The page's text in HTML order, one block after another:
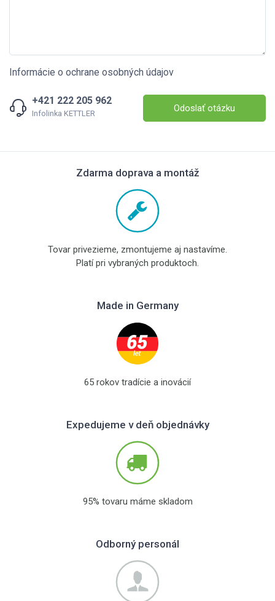
Informácie o ochrane osobných údajov
+421 222 205 962
Infolinka KETTLER Odoslať otázku
Zdarma doprava a montáž
Tovar privezieme, zmontujeme aj nastavíme.
Platí pri vybraných produktoch.
Made in Germany
65 rokov tradície a inovácií
Expedujeme v deň objednávky
95% tovaru máme skladom
Odborný personál